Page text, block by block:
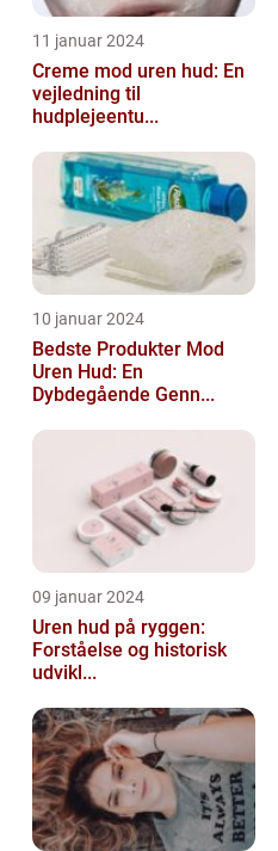
11 januar 2024
Creme mod uren hud: En
vejledning til
hudplejeentu...
10 januar 2024
Bedste Produkter Mod
Uren Hud: En
Dybdegående Genn...
09 januar 2024
Uren hud på ryggen:
Forståelse og historisk
udvikl...